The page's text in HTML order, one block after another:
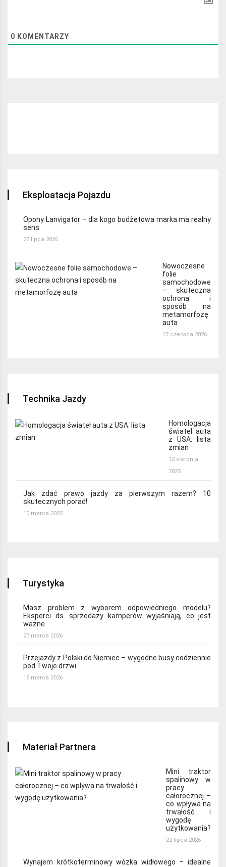
0 KOMENTARZY
Eksploatacja Pojazdu
Opony Lanvigator – dla kogo budżetowa marka ma realny
sens
27 lipca 2026
Nowoczesne
folie
samochodowe
– skuteczna
ochrona i
sposób na
metamorfozę
auta
17 czerwca 2026
Technika Jazdy
Homologacja
świateł auta
z USA: lista
zmian
12 sierpnia
2025
Jak zdać prawo jazdy za pierwszym razem? 10
skutecznych porad!
10 marca 2025
Turystyka
Masz problem z wyborem odpowiedniego modelu?
Eksperci ds. sprzedaży kamperów wyjaśniają, co jest
ważne
27 marca 2026
Przejazdy z Polski do Niemiec – wygodne busy codziennie
pod Twoje drzwi
18 marca 2026
Materiał Partnera
Mini traktor
spalinowy w
pracy
całorocznej –
co wpływa na
trwałość i
wygodę
użytkowania?
22 lipca 2026
Wynajem krótkoterminowy wózka widłowego – idealne